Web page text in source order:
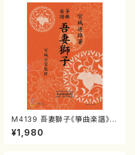
M4139 吾妻獅子《箏曲楽譜》
（箏/宮城道雄著・宮城宗家監修/
箏曲古典楽譜）
¥1,980